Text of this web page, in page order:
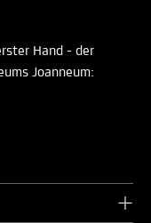
Hand - der
Joanneum: